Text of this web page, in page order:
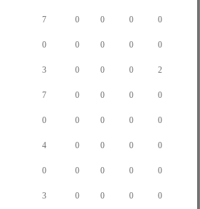
7 0 0 0 0
0 0 0 0 0
3 0 0 0 2
7 0 0 0 0
0 0 0 0 0
4 0 0 0 0
0 0 0 0 0
3 0 0 0 0